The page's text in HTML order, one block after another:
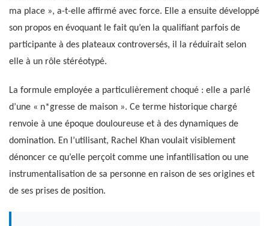
ma place », a-t-elle affirmé avec force. Elle a ensuite développé
son propos en évoquant le fait qu’en la qualifiant parfois de
participante à des plateaux controversés, il la réduirait selon
elle à un rôle stéréotypé.
La formule employée a particulièrement choqué : elle a parlé
d’une « n*gresse de maison ». Ce terme historique chargé
renvoie à une époque douloureuse et à des dynamiques de
domination. En l’utilisant, Rachel Khan voulait visiblement
dénoncer ce qu’elle perçoit comme une infantilisation ou une
instrumentalisation de sa personne en raison de ses origines et
de ses prises de position.